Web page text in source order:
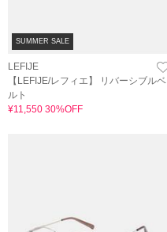
SUMMER SALE
LEFIJE
【LEFIJE/レフィエ】 リバーシブルベ
ルト
¥11,550 30%OFF